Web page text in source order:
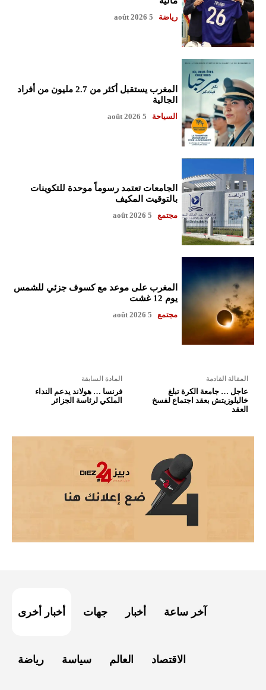
رياضة 5 août 2026
المغرب يستقبل أكثر من 2.7 مليون من أفراد
الجالية
السياحة 5 août 2026
الجامعات تعتمد رسوماً موحدة للتكوينات
بالتوقيت المكيف
مجتمع 5 août 2026
المغرب على موعد مع كسوف جزئي للشمس
يوم 12 غشت
مجتمع 5 août 2026
المادة السابقة
فرنسا … هولاند يدعم النداء
الملكي لرئاسة الجزائر
المقالة القادمة
عاجل … جامعة الكرة تبلغ
خاليلوزيتش بعقد اجتماع لفسخ
العقد
أخبار أخرى جهات أخبار آخر ساعة
رياضة سياسة العالم الاقتصاد